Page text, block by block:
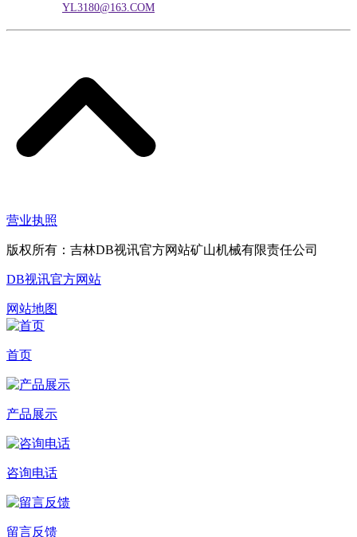
YL3180@163.COM
营业执照
版权所有：吉林DB视讯官方网站矿山机械有限责任公司
DB视讯官方网站
网站地图
首页
产品展示
咨询电话
留言反馈